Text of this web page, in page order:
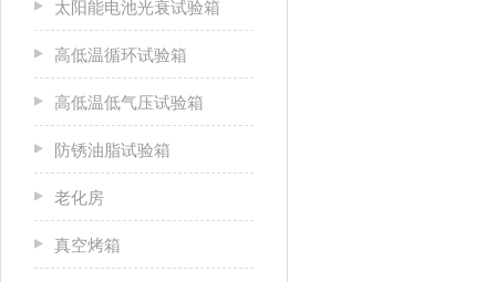
太阳能电池光衰试验箱
高低温循环试验箱
高低温低气压试验箱
防锈油脂试验箱
老化房
真空烤箱